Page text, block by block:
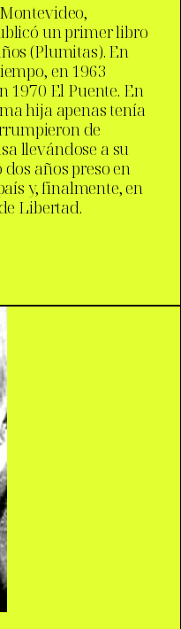
un primer libro
(Plumitas). En
en 1963
1970 El Puente. En
hija apenas tenía
de
llevándose a su
años preso en
y, finalmente, en
Libertad.